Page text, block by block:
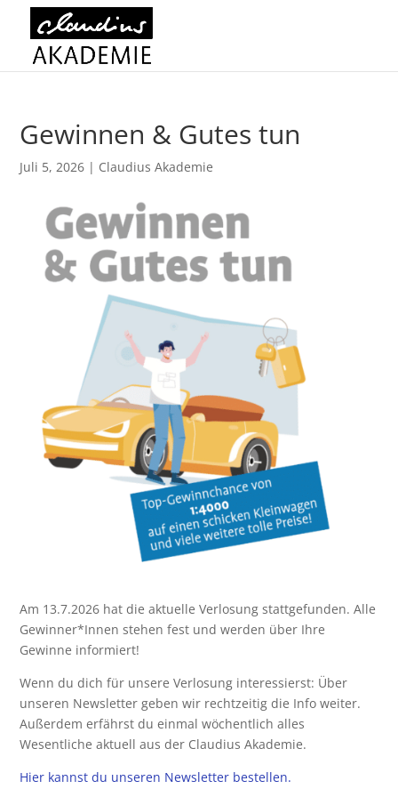
Gewinnen & Gutes tun
Juli 5, 2026 | Claudius Akademie
Am 13.7.2026 hat die aktuelle Verlosung stattgefunden. Alle
Gewinner*Innen stehen fest und werden über Ihre
Gewinne informiert!
Wenn du dich für unsere Verlosung interessierst: Über
unseren Newsletter geben wir rechtzeitig die Info weiter.
Außerdem erfährst du einmal wöchentlich alles
Wesentliche aktuell aus der Claudius Akademie.
Hier kannst du unseren Newsletter bestellen.